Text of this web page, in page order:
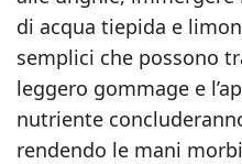
di acqua tiepida e
semplici che possono
leggero gommage e
nutriente
rendendo le mani